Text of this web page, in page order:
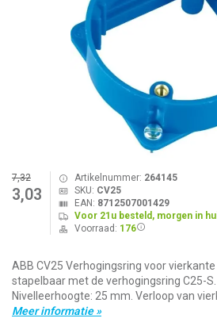
7,32
3,03
Artikelnummer: 264145
SKU: CV25
EAN: 8712507001429
Voor 21u besteld, morgen in
Voorraad: 176
ABB CV25 Verhogingsring voor
stapelbaar met de verhogingsring C25-
Nivelleerhoogte: 25 mm. Verloop van
Meer informatie »